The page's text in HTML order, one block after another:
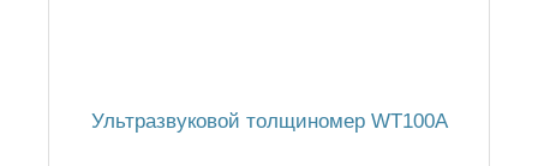
Ультразвуковой толщиномер WT100A